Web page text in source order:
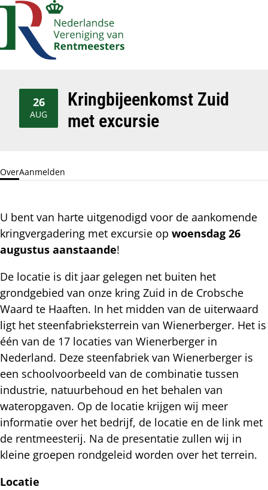
26
AUG2026
Kringbijeenkomst Zuid
met excursie
OverAanmelden
U bent van harte uitgenodigd voor de aankomende
kringvergadering met excursie op woensdag 26
augustus aanstaande!
De locatie is dit jaar gelegen net buiten het
grondgebied van onze kring Zuid in de Crobsche
Waard te Haaften. In het midden van de uiterwaard
ligt het steenfabrieksterrein van Wienerberger. Het is
één van de 17 locaties van Wienerberger in
Nederland. Deze steenfabriek van Wienerberger is
een schoolvoorbeeld van de combinatie tussen
industrie, natuurbehoud en het behalen van
wateropgaven. Op de locatie krijgen wij meer
informatie over het bedrijf, de locatie en de link met
de rentmeesterij. Na de presentatie zullen wij in
kleine groepen rondgeleid worden over het terrein.
Locatie